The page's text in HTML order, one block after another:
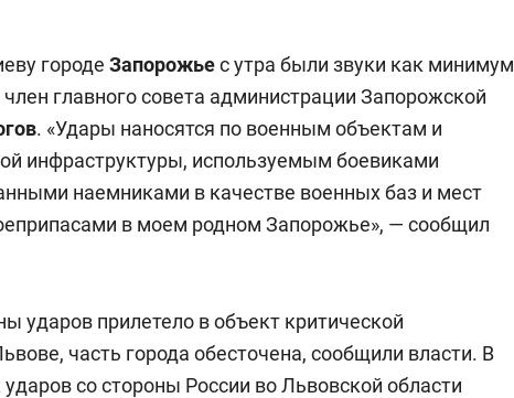
городе Запорожьес утра были звуки как минимум
главного совета администрации Запорожской
. «Удары наносятся по военным объектам и
инфраструктуры, используемым боевиками
наемниками в качестве военных баз и мест
в моем родном Запорожье», — сообщил
ударов прилетело в объект критической
часть города обесточена, сообщили власти. В
со стороны России во Львовской области